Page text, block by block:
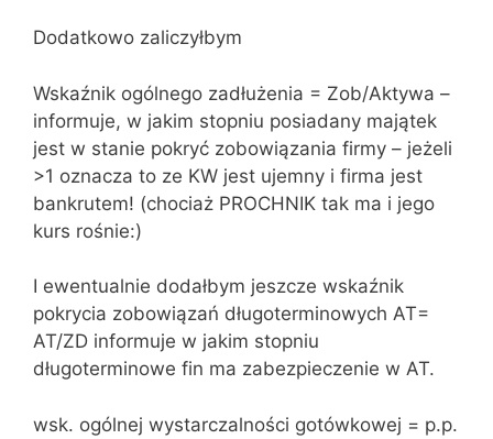
Dodatkowo zaliczyłbym
Wskaźnik ogólnego zadłużenia = Zob/Aktywa –
informuje, w jakim stopniu posiadany majątek
jest w stanie pokryć zobowiązania firmy – jeżeli
>1 oznacza to ze KW jest ujemny i firma jest
bankrutem! (chociaż PROCHNIK tak ma i jego
kurs rośnie:)
I ewentualnie dodałbym jeszcze wskaźnik
pokrycia zobowiązań długoterminowych AT=
AT/ZD informuje w jakim stopniu
długoterminowe fin ma zabezpieczenie w AT.
wsk. ogólnej wystarczalności gotówkowej = p.p.